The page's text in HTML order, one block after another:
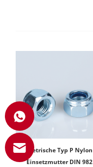
Metrische Typ P Nylon
Einsetzmutter DIN 982